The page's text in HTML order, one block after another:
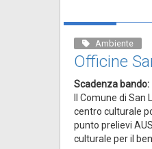
Ambiente
Officine
Scadenza bando
Il Comune di
centro culturale
punto prelievi
culturale per il